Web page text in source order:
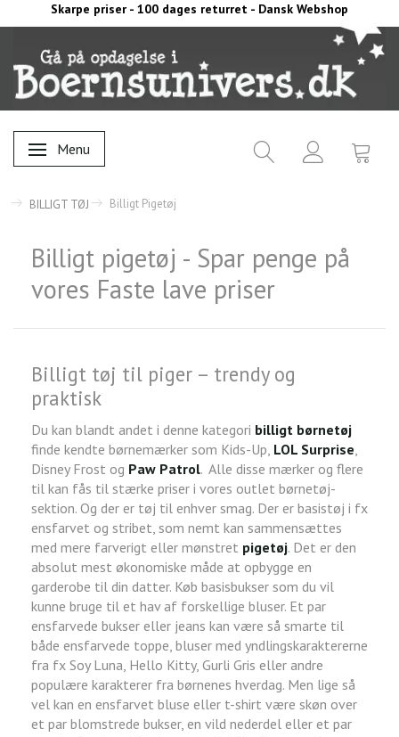
Skarpe priser - 100 dages returret - Dansk Webshop
Skifte navigation
Menu
BILLIGT TØJ Billigt Pigetøj
Billigt pigetøj - Spar penge på
vores Faste lave priser
Billigt tøj til piger – trendy og
praktisk
Du kan blandt andet i denne kategori billigt børnetøj
finde kendte børnemærker som Kids-Up, LOL Surprise
Disney Frost og Paw Patrol. Alle disse mærker og flere
til kan fås til stærke priser i vores outlet børnetøj-
sektion. Og der er tøj til enhver smag. Der er basistøj i fx
ensfarvet og stribet, som nemt kan sammensættes
med mere farverigt eller mønstret pigetøj. Det er den
absolut mest økonomiske måde at opbygge en
garderobe til din datter. Køb basisbukser som du vil
kunne bruge til et hav af forskellige bluser. Et par
ensfarvede bukser eller jeans kan være så smarte til
både ensfarvede toppe, bluser med yndlingskaraktererne
fra fx Soy Luna, Hello Kitty, Gurli Gris eller andre
populære karakterer fra børnenes hverdag. Men lige så
vel kan en ensfarvet bluse eller t-shirt være skøn over
et par blomstrede bukser, en vild nederdel eller et par